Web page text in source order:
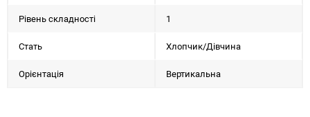
Рівень складності 1
Стать Хлопчик/Дiвчина
Орієнтація Вертикальна